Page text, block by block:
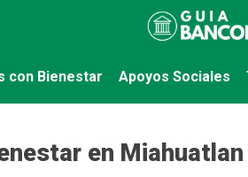
con Bienestar Apoyos Sociales
en